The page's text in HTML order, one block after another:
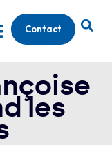
Contact
les